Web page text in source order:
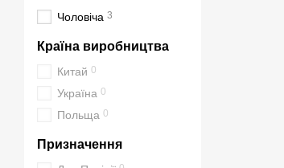
Чоловіча 3
Країна виробництва
Китай 0
Україна 0
Польща 0
Призначення